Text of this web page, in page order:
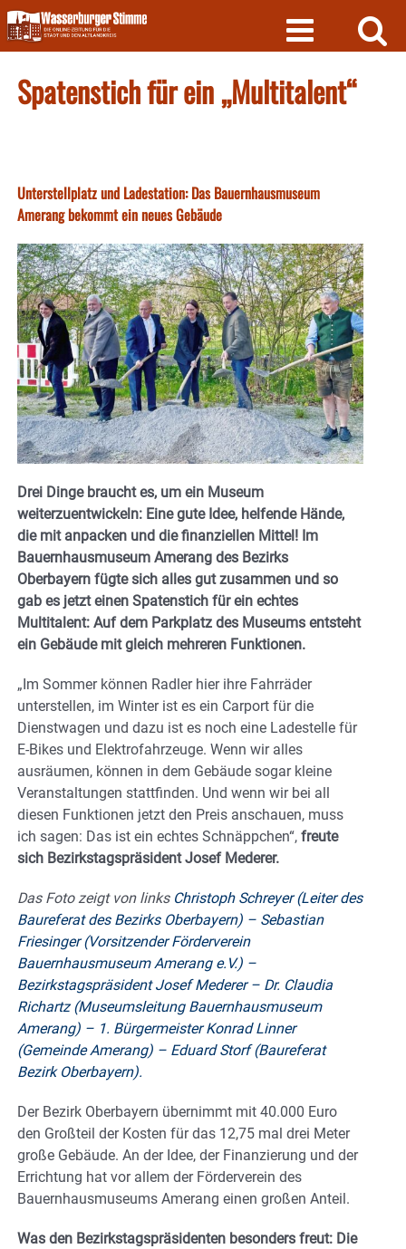
Skip
to
content
Spatenstich für ein „Multitalent“
Unterstellplatz und Ladestation: Das Bauernhausmuseum
Amerang bekommt ein neues Gebäude
Drei Dinge braucht es, um ein Museum
weiterzuentwickeln: Eine gute Idee, helfende Hände,
die mit anpacken und die finanziellen Mittel! Im
Bauernhausmuseum Amerang des Bezirks
Oberbayern fügte sich alles gut zusammen und so
gab es jetzt einen Spatenstich für ein echtes
Multitalent: Auf dem Parkplatz des Museums entsteht
ein Gebäude mit gleich mehreren Funktionen.
„Im Sommer können Radler hier ihre Fahrräder
unterstellen, im Winter ist es ein Carport für die
Dienstwagen und dazu ist es noch eine Ladestelle für
E-Bikes und Elektrofahrzeuge. Wenn wir alles
ausräumen, können in dem Gebäude sogar kleine
Veranstaltungen stattfinden. Und wenn wir bei all
diesen Funktionen jetzt den Preis anschauen, muss
ich sagen: Das ist ein echtes Schnäppchen“, freute
sich Bezirkstagspräsident Josef Mederer.
Das Foto zeigt von links Christoph Schreyer (Leiter des
Baureferat des Bezirks Oberbayern) – Sebastian
Friesinger (Vorsitzender Förderverein
Bauernhausmuseum Amerang e.V.) –
Bezirkstagspräsident Josef Mederer – Dr. Claudia
Richartz (Museumsleitung Bauernhausmuseum
Amerang) – 1. Bürgermeister Konrad Linner
(Gemeinde Amerang) – Eduard Storf (Baureferat
Bezirk Oberbayern).
Der Bezirk Oberbayern übernimmt mit 40.000 Euro
den Großteil der Kosten für das 12,75 mal drei Meter
große Gebäude. An der Idee, der Finanzierung und der
Errichtung hat vor allem der Förderverein des
Bauernhausmuseums Amerang einen großen Anteil.
Was den Bezirkstagspräsidenten besonders freut: Die